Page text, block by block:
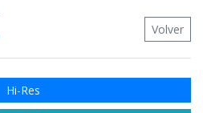
Volver
Hi-Res